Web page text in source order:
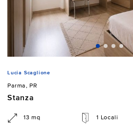
Lucia Scaglione
Parma, PR
Stanza
13 mq 1 Locali